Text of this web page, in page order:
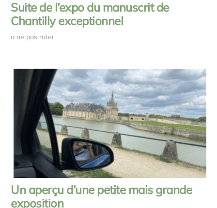
Suite de l’expo du manuscrit de
Chantilly exceptionnel
a ne pas rater
Un aperçu d’une petite mais grande
exposition